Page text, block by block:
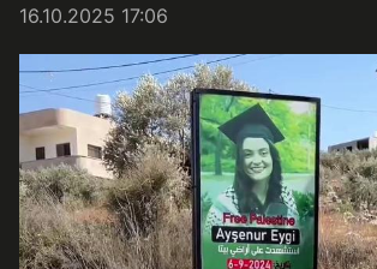
16.10.2025 17:06